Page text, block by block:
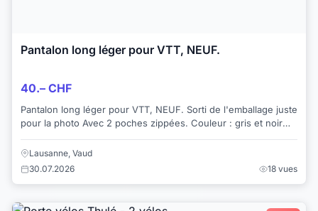
Pantalon long léger pour VTT, NEUF.
40.– CHF
Pantalon long léger pour VTT, NEUF. Sorti de l'emballage juste
pour la photo Avec 2 poches zippées. Couleur : gris et noir
Lausanne, Vaud
30.07.2026
18 vues